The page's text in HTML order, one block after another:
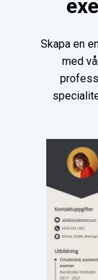
Skapa en
med